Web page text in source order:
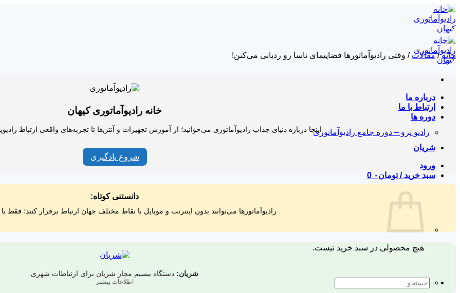
Skip
to
content
درباره ما
ارتباط با ما
دوره ها
رادیو پرو – دوره جامع رادیوآماتوری
شریان
ورود
سبد خرید /تومان ۰ 0
هیچ محصولی در سبد خرید نیست.
جستجو
خانه / مقالات / وقتی رادیوآماتورها فضاپیمای ناسا رو ردیابی می‌کنن!
خانه رادیوآماتوری کیهان
اینجا درباره دنیای جذاب رادیوآماتوری می‌خوانید؛ از آموزش تجهیزات و آنتن‌ها تا تجربه‌های واقعی ارتباط
شروع یادگیری
دانستنی کوتاه:
رادیوآماتورها می‌توانند بدون اینترنت و موبایل با نقاط مختلف جهان ارتباط برقرار کنند؛ فقط
شریان: دستگاه بیسیم مجاز شریان برای ارتباطات شهری
اطلاعات بیشتر